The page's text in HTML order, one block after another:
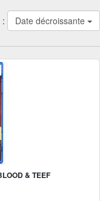
Date décroissante
& TEEF